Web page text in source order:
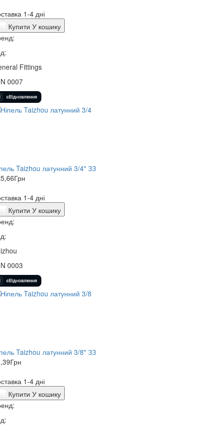
1-4 дні
Купити У кошику
Fittings
0007
Taizhou латунний 3/4" ЗЗ
Грн
1-4 дні
Купити У кошику
0003
Taizhou латунний 3/8" ЗЗ
Грн
1-4 дні
Купити У кошику